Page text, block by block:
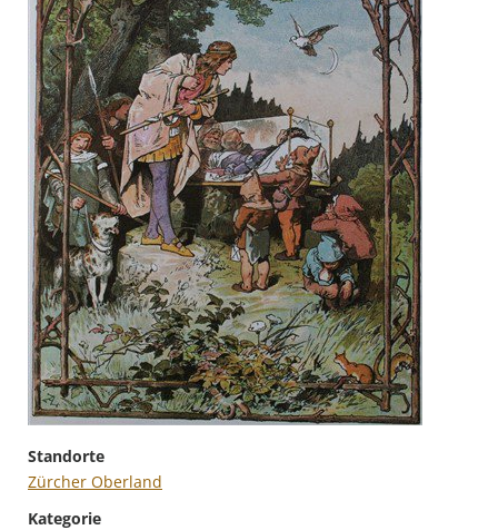
Standorte
Zürcher Oberland
Kategorie